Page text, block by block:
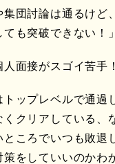
集団討論は通るけど
も突破できない！」
人面接がスゴイ苦手
トップレベルで通過
くクリアしている、
ところでいつも敗退
策をしていいのかわ